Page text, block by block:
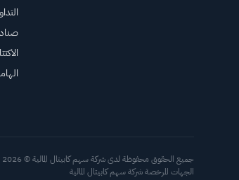
جميع الحقوق محفوظة لدى شركة سهم كابيتال المالية © 2026
الجهات المرخصة شركة سهم كابيتال المالية